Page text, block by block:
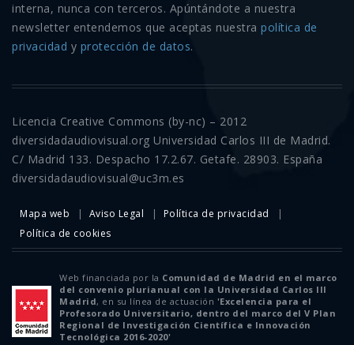
interna, nunca con terceros. Apúntándote a nuestra
newsletter entendemos que aceptas nuestra política de
privacidad y protección de datos.
Licencia Creative Commons (by-nc) – 2012
diversidadaudiovisual.org Universidad Carlos III de Madrid.
C/ Madrid 133. Despacho 17.2.67. Getafe. 28903. España
diversidadaudiovisual@uc3m.es
Mapa web Aviso Legal
Política de privacidad
Política de cookies
Web financiada por la Comunidad de Madrid en el marco
del convenio plurianual con la Universidad Carlos III
Madrid, en su línea de actuación 'Excelencia para el
Profesorado Universitario, dentro del marco del V Plan
Regional de Investigación Científica e Innovación
Tecnológica 2016-2020'